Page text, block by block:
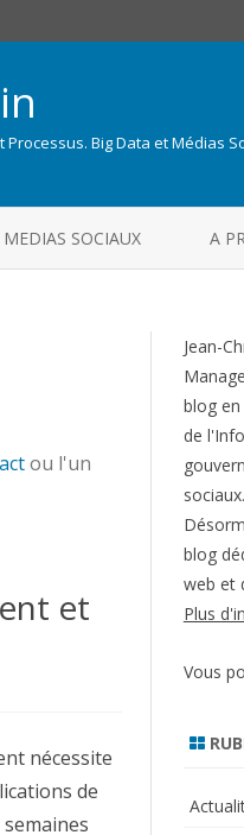
Big Data et Médias
MEDIAS SOCIAUX A
ou l'un
et
nécessite
de
Jean-
blog
de
sociaux.
blog
web et
Plus
Vous